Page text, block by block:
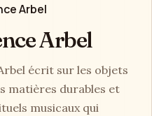
Arbel
Arbel
écrit sur les objets
matières durables et
musicaux qui